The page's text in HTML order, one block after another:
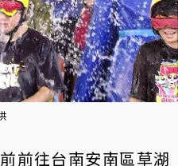
前往台南安南區草湖